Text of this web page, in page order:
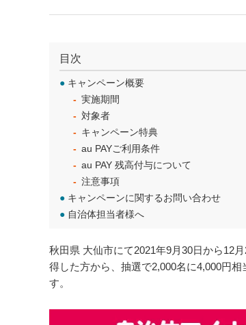
目次
● キャンペーン概要
実施期間
対象者
キャンペーン特典
au PAYご利用条件
au PAY 残高付与について
注意事項
● キャンペーンに関するお問い合わせ
● 自治体担当者様へ
秋田県 大仙市にて2021年9月30日から12
得した方から、抽選で2,000名に4,000円
す。